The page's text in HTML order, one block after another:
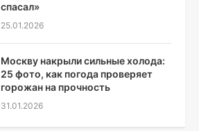
спасал»
25.01.2026
Москву накрыли сильные холода:
25 фото, как погода проверяет
горожан на прочность
31.01.2026